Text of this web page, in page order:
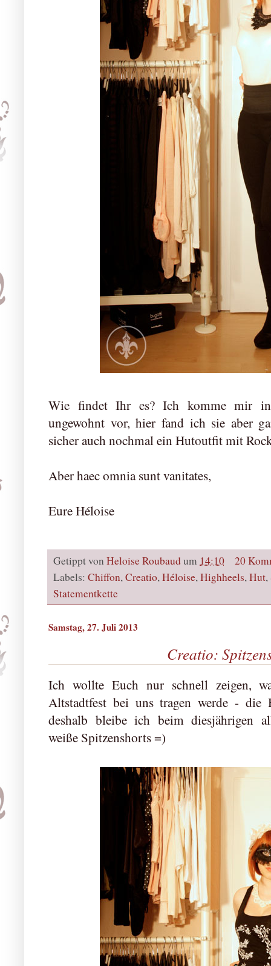
Wie findet Ihr es? Ich komme mir
ungewohnt vor, hier fand ich sie aber
sicher auch nochmal ein Hutoutfit mit
Aber haec omnia sunt vanitates,
Eure Héloise
Getippt von Heloise Roubaudum 14:10
20
Labels: Chiffon, Creatio, Héloise, Highheels, Hut,
Statementkette
Samstag, 27. Juli 2013
Creatio:
Ich wollte Euch nur schnell zeigen,
Altstadtfest bei uns tragen werde - die
deshalb bleibe ich beim diesjährigen
weiße Spitzenshorts =)